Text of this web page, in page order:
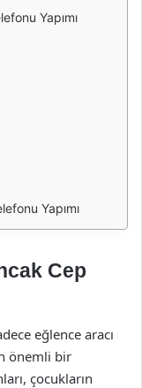
Yapımı
Yapımı
Cep
eğlence aracı
önemli bir
çocukların